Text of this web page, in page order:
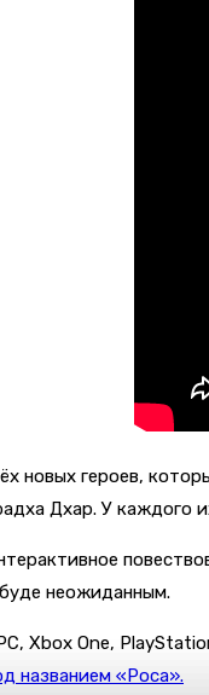
новых героев,
Дхар. У каждого
неожиданным.
Xbox One,
названием «Роса».